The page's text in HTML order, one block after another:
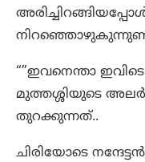
“”ഇവനെന്താ
മുത്തശ്ശിയുടെ
തുറക്കുന്നത്..
ചിരിയോടെ